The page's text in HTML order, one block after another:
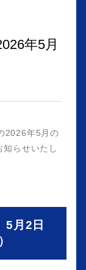
年5月
2026年5月の
らせいたし
5月2日